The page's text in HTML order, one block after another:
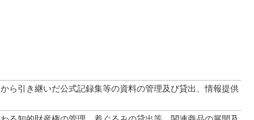
ら引き継いだ公式記録集等の資料の管理及び貸出、情報提供